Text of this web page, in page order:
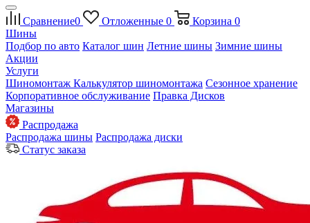
Сравнение0 Отложенные 0 Корзина 0
Шины
Подбор по авто Каталог шин Летние шины Зимние шины
Акции
Услуги
Шиномонтаж Калькулятор шиномонтажа Сезонное хранение
Корпоративное обслуживание Правка Дисков
Магазины
Распродажа
Распродажа шины Распродажа диски
Статус заказа